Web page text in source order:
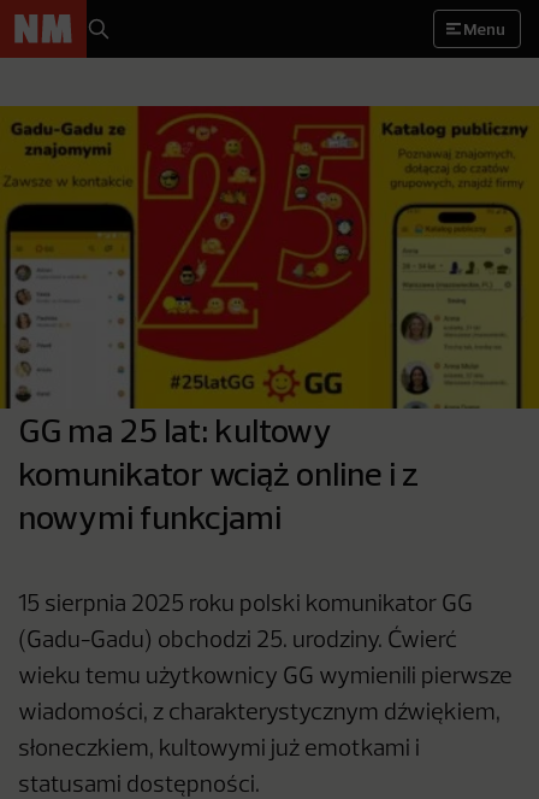
Menu
GG ma 25 lat: kultowy
komunikator wciąż online i z
nowymi funkcjami
15 sierpnia 2025 roku polski komunikator GG
(Gadu-Gadu) obchodzi 25. urodziny. Ćwierć
wieku temu użytkownicy GG wymienili pierwsze
wiadomości, z charakterystycznym dźwiękiem,
słoneczkiem, kultowymi już emotkami i
statusami dostępności.